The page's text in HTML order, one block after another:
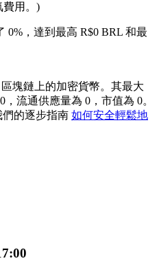
約
費用。)
0%，達到最高 R$0 BRL 和最
塊鏈上的加密貨幣。其最大
流通供應量為 0，市值為 0。
們的逐步指南 如何安全輕鬆地